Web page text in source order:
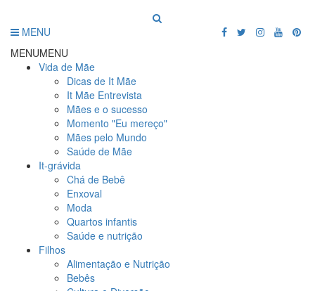
MENU
MENUMENU
Vida de Mãe
Dicas de It Mãe
It Mãe Entrevista
Mães e o sucesso
Momento "Eu mereço"
Mães pelo Mundo
Saúde de Mãe
It-grávida
Chá de Bebê
Enxoval
Moda
Quartos infantis
Saúde e nutrição
Filhos
Alimentação e Nutrição
Bebês